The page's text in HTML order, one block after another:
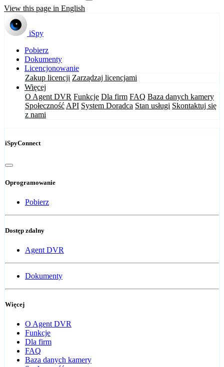
View this page in English
iSpy
Pobierz
Dokumenty
Licencjonowanie
Zakup licencji Zarządzaj licencjami
Więcej
O Agent DVR Funkcje Dla firm FAQ Baza danych kamery
Społeczność API System Doradca Stan usługi Skontaktuj się
z nami
iSpyConnect
Oprogramowanie
Pobierz
Dostęp zdalny
Agent DVR
Dokumenty
Więcej
O Agent DVR
Funkcje
Dla firm
FAQ
Baza danych kamery